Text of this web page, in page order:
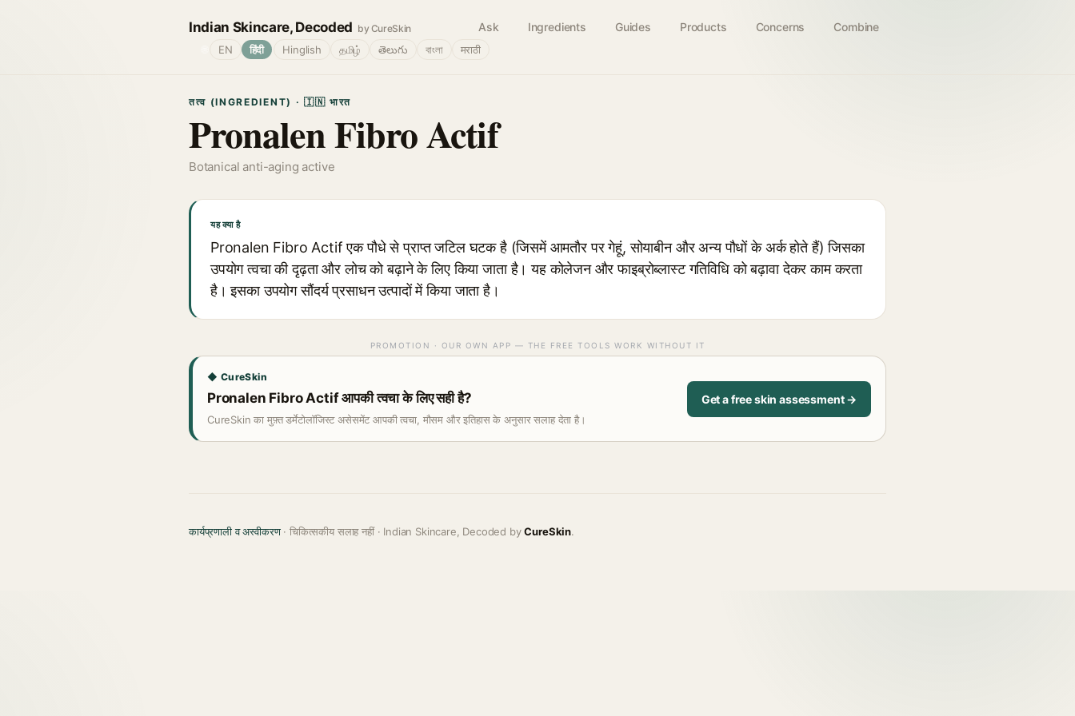
Indian Skincare, Decoded by CureSkin Ask Ingredients Guides Products Concerns Combine
EN हिंदी Hinglish தமிழ் తెలుగు বাংলা मराठी
तत्व (INGREDIENT) · 🇮🇳 भारत
Pronalen Fibro Actif
Botanical anti-aging active
यह क्या है
Pronalen Fibro Actif एक पौधे से प्राप्त जटिल घटक है (जिसमें आमतौर पर गेहूं, सोयाबीन और अन्य पौधों के अर्क होते हैं) जिसका
उपयोग त्वचा की दृढ़ता और लोच को बढ़ाने के लिए किया जाता है। यह कोलेजन और फाइब्रोब्लास्ट गतिविधि को बढ़ावा देकर काम करता
है। इसका उपयोग सौंदर्य प्रसाधन उत्पादों में किया जाता है।
PROMOTION · OUR OWN APP — THE FREE TOOLS WORK WITHOUT IT
◆ CureSkin
Pronalen Fibro Actif आपकी त्वचा के लिए सही है?
CureSkin का मुफ़्त डर्मेटोलॉजिस्ट असेसमेंट आपकी त्वचा, मौसम और इतिहास के अनुसार सलाह देता है।
Get a free skin assessment →
कार्यप्रणाली व अस्वीकरण· चिकित्सकीय सलाह नहीं · Indian Skincare, Decoded byCureSkin.